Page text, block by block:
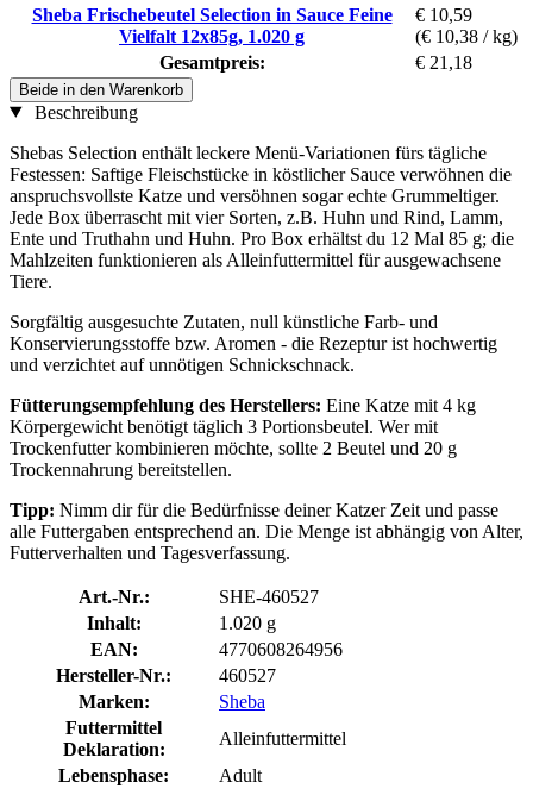
Sheba Frischebeutel Selection in Sauce Feine
Vielfalt 12x85g, 1.020 g
€ 10,59
(€ 10,38 / kg)
Gesamtpreis:
€ 21,18
Beide in den Warenkorb
Beschreibung
Shebas Selection enthält leckere Menü-Variationen fürs tägliche
Festessen: Saftige Fleischstücke in köstlicher Sauce verwöhnen die
anspruchsvollste Katze und versöhnen sogar echte Grummeltiger.
Jede Box überrascht mit vier Sorten, z.B. Huhn und Rind, Lamm,
Ente und Truthahn und Huhn. Pro Box erhältst du 12 Mal 85 g; die
Mahlzeiten funktionieren als Alleinfuttermittel für ausgewachsene
Tiere.
Sorgfältig ausgesuchte Zutaten, null künstliche Farb- und
Konservierungsstoffe bzw. Aromen - die Rezeptur ist hochwertig
und verzichtet auf unnötigen Schnickschnack.
Fütterungsempfehlung des Herstellers: Eine Katze mit 4 kg
Körpergewicht benötigt täglich 3 Portionsbeutel. Wer mit
Trockenfutter kombinieren möchte, sollte 2 Beutel und 20 g
Trockennahrung bereitstellen.
Tipp: Nimm dir für die Bedürfnisse deiner Katzer Zeit und passe
alle Futtergaben entsprechend an. Die Menge ist abhängig von Alter,
Futterverhalten und Tagesverfassung.
Art.-Nr.:
SHE-460527
Inhalt:
1.020 g
EAN:
4770608264956
Hersteller-Nr.:
460527
Marken:
Sheba
Futtermittel
Deklaration:
Alleinfuttermittel
Lebensphase:
Adult